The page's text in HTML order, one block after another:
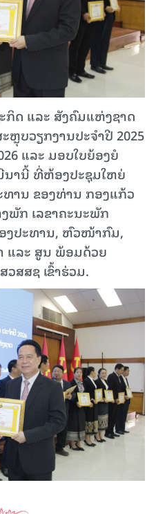
ກິດ ແລະ ສັງຄົມແຫ່ງຊາດ
ຫຼຸບວຽກງານປະຈຳປີ 2025
ແລະ ມອບໃບຍ້ອງຍໍ
ນານີ້ ທີ່ຫ້ອງປະຊຸມໃຫຍ່
ທານ ຂອງທ່ານ ກອງແກ້ວ
ພັກ ເລຂາຄະນະພັກ
ງປະທານ, ຫົວໜ້າກົມ,
ແລະ ສູນ ພ້ອມດ້ວຍ
ສສຊ ເຂົ້າຮ່ວມ.